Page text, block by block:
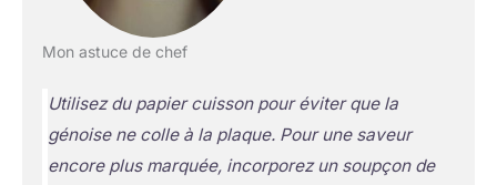
Mon astuce de chef
Utilisez du papier cuisson pour éviter que la
génoise ne colle à la plaque. Pour une saveur
encore plus marquée, incorporez un soupçon de